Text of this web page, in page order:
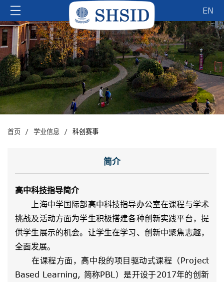
EN
首页 / 学业信息 / 科创赛事
简介
高中科技指导简介
上海中学国际部高中科技指导办公室在课程与学术
挑战及活动方面为学生积极搭建各种创新实践平台，提
供学生展示的机会。让学生在学习、创新中聚焦志趣，
全面发展。
在课程方面，高中段的项目驱动式课程（Project
Based Learning, 简称PBL）是开设于2017年的创新